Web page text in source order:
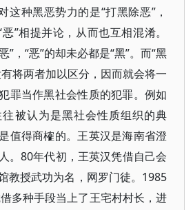
这种黑恶势力的是“打黑除恶”，
”相提并论，从而也互相混淆。
”，“恶”的却未必都是“黑”。而“黑
将两者加以区分，因而就会将一
罪当作黑社会性质的犯罪。例如
被认为是黑社会性质组织的典
值得商榷的。王英汉是海南省澄
。80年代初，王英汉凭借自己会
教授武功为名，网罗门徒。1985
多种手段当上了王宅村村长，进